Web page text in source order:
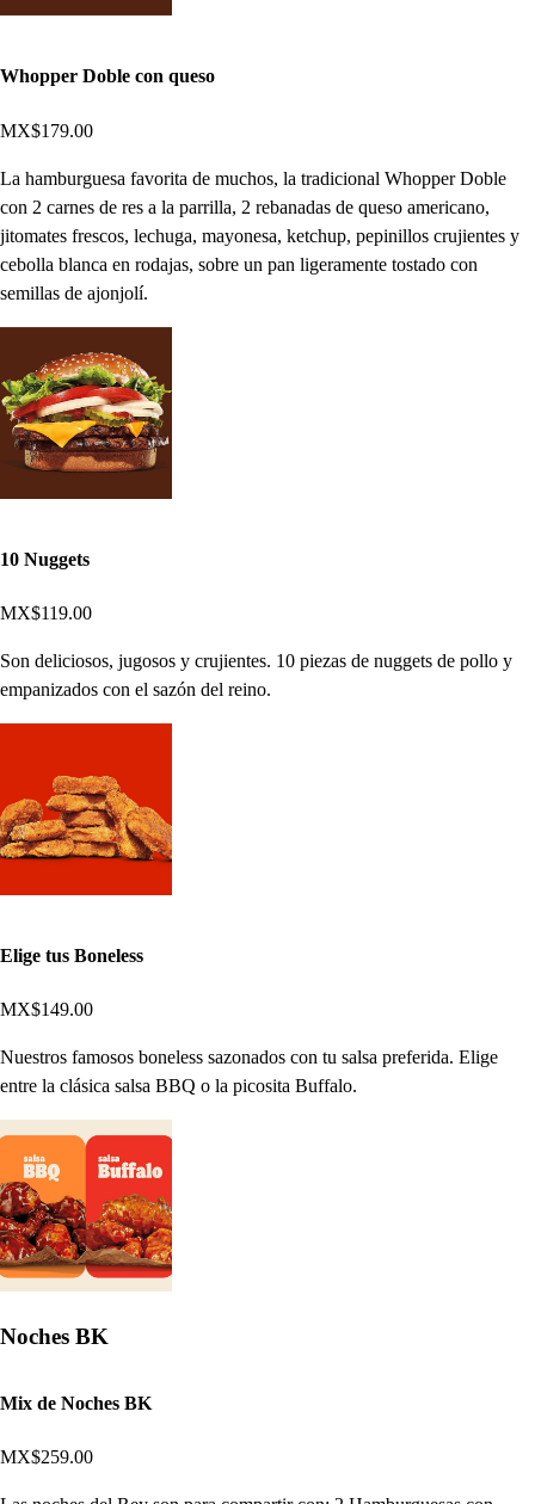
Whopper Doble con queso
MX$179.00
La hamburguesa favorita de muchos, la tradicional Whopper Doble
con 2 carnes de res a la parrilla, 2 rebanadas de queso americano,
jitomates frescos, lechuga, mayonesa, ketchup, pepinillos crujientes y
cebolla blanca en rodajas, sobre un pan ligeramente tostado con
semillas de ajonjolí.
10 Nuggets
MX$119.00
Son deliciosos, jugosos y crujientes. 10 piezas de nuggets de pollo y
empanizados con el sazón del reino.
Elige tus Boneless
MX$149.00
Nuestros famosos boneless sazonados con tu salsa preferida. Elige
entre la clásica salsa BBQ o la picosita Buffalo.
Noches BK
Mix de Noches BK
MX$259.00